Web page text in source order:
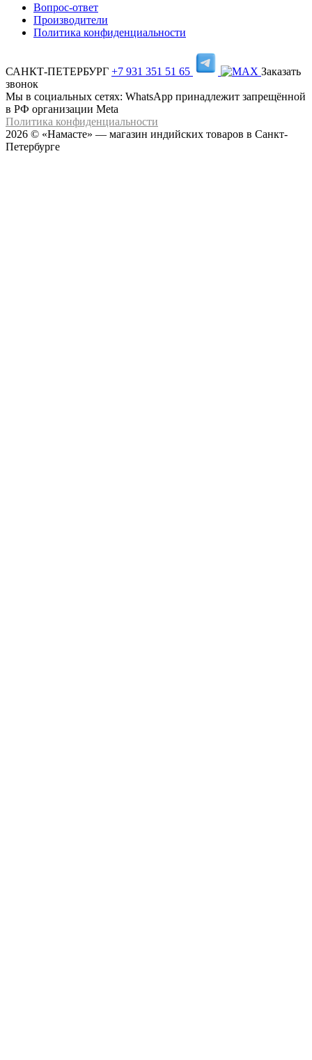
Вопрос-ответ
Производители
Политика конфиденциальности
САНКТ-ПЕТЕРБУРГ +7 931 351 51 65
Заказать
звонок
Мы в социальных сетях: WhatsApp принадлежит запрещённой
в РФ организации Meta
Политика конфиденциальности
2026 © «Намасте» — магазин индийских товаров в Санкт-
Петербурге